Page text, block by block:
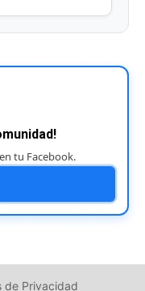
tu Facebook.
de Privacidad